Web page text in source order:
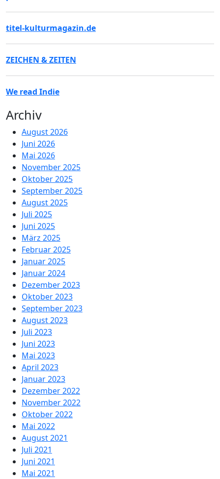
titel-kulturmagazin.de
ZEICHEN & ZEITEN
We read Indie
Archiv
August 2026
Juni 2026
Mai 2026
November 2025
Oktober 2025
September 2025
August 2025
Juli 2025
Juni 2025
März 2025
Februar 2025
Januar 2025
Januar 2024
Dezember 2023
Oktober 2023
September 2023
August 2023
Juli 2023
Juni 2023
Mai 2023
April 2023
Januar 2023
Dezember 2022
November 2022
Oktober 2022
Mai 2022
August 2021
Juli 2021
Juni 2021
Mai 2021